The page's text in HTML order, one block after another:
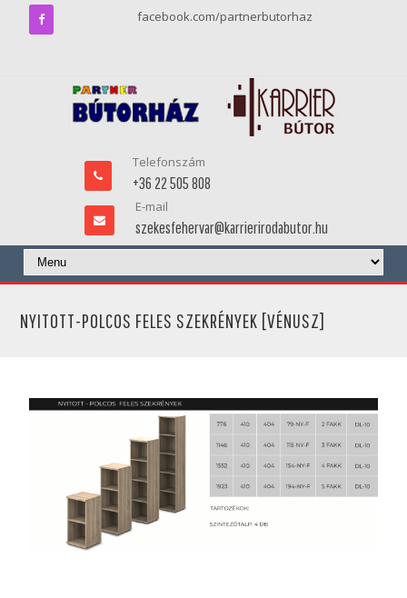
facebook.com/partnerbutorhaz
Telefonszám
+36 22 505 808
E-mail
szekesfehervar@karrierirodabutor.hu
NYITOTT-POLCOS FELES SZEKRÉNYEK [VÉNUSZ]